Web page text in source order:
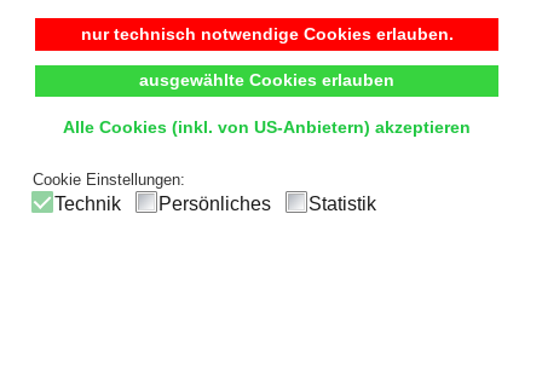
nur technisch notwendige Cookies erlauben.
ausgewählte Cookies erlauben
Alle Cookies (inkl. von US-Anbietern) akzeptieren
Cookie Einstellungen:
Technik Persönliches Statistik